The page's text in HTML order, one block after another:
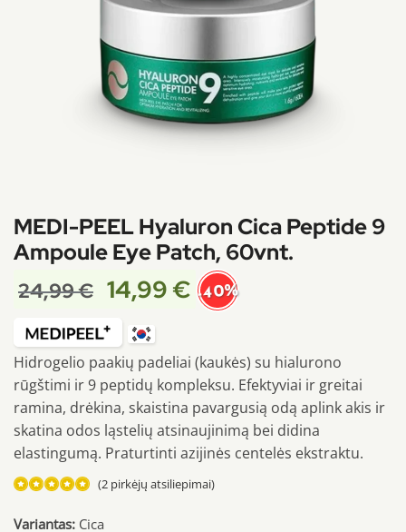
MEDI-PEEL Hyaluron Cica Peptide 9
Ampoule Eye Patch, 60vnt.
24,99€ 14,99 € -40%
Hidrogelio paakių padeliai (kaukės) su hialurono
rūgštimi ir 9 peptidų kompleksu. Efektyviai ir greitai
ramina, drėkina, skaistina pavargusią odą aplink akis ir
skatina odos ląstelių atsinaujinimą bei didina
elastingumą. Praturtinti azijinės centelės ekstraktu.
(2 pirkėjų atsiliepimai)
Variantas: Cica